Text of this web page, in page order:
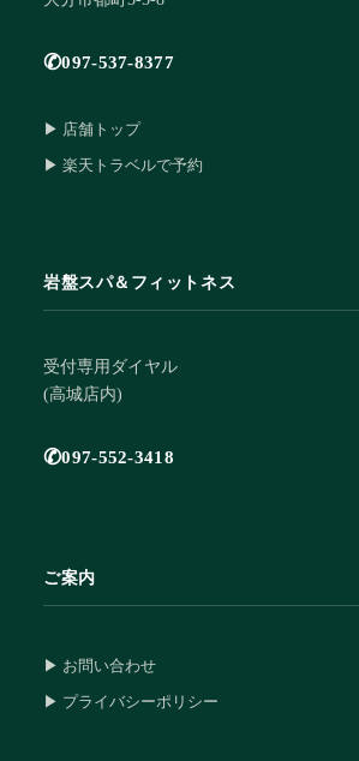
✆097-537-8377
▶ 店舗トップ
▶ 楽天トラベルで予約
岩盤スパ＆フィットネス
受付専用ダイヤル
(高城店内)
✆097-552-3418
ご案内
▶ お問い合わせ
▶ プライバシーポリシー